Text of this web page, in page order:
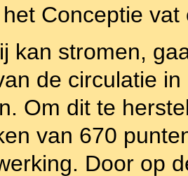
Conceptie
kan stromen,
de circulatie
Om dit te
van 670
Door op